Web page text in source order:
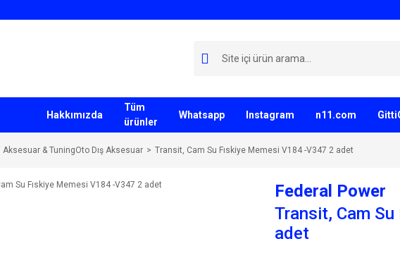
Hakkımızda
Tüm
ürünler
Whatsapp Instagram n11.com
Aksesuar & TuningOto Dış Aksesuar Transit, Cam Su Fıskiye Memesi V184 -V347 2 adet
Federal Power
Transit, Cam
adet